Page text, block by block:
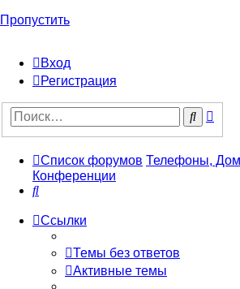
Пропустить
Вход
Регистрация
Поиск
Список форумов Телефоны,
Конференции
Поиск
Ссылки
Темы без ответов
Активные темы